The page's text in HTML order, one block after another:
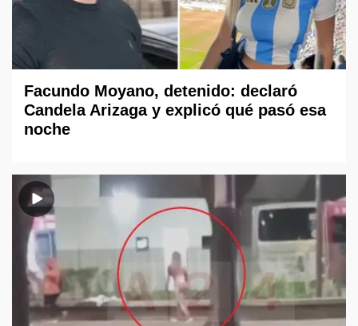
Facundo Moyano, detenido: declaró
Candela Arizaga y explicó qué pasó esa
noche